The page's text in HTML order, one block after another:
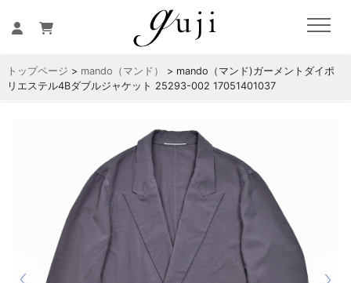
トップページ > mando（マンド）
> mando（マンド)ガーメントダイポ
リエステル4Bダブルジャケット 25293-002 17051401037